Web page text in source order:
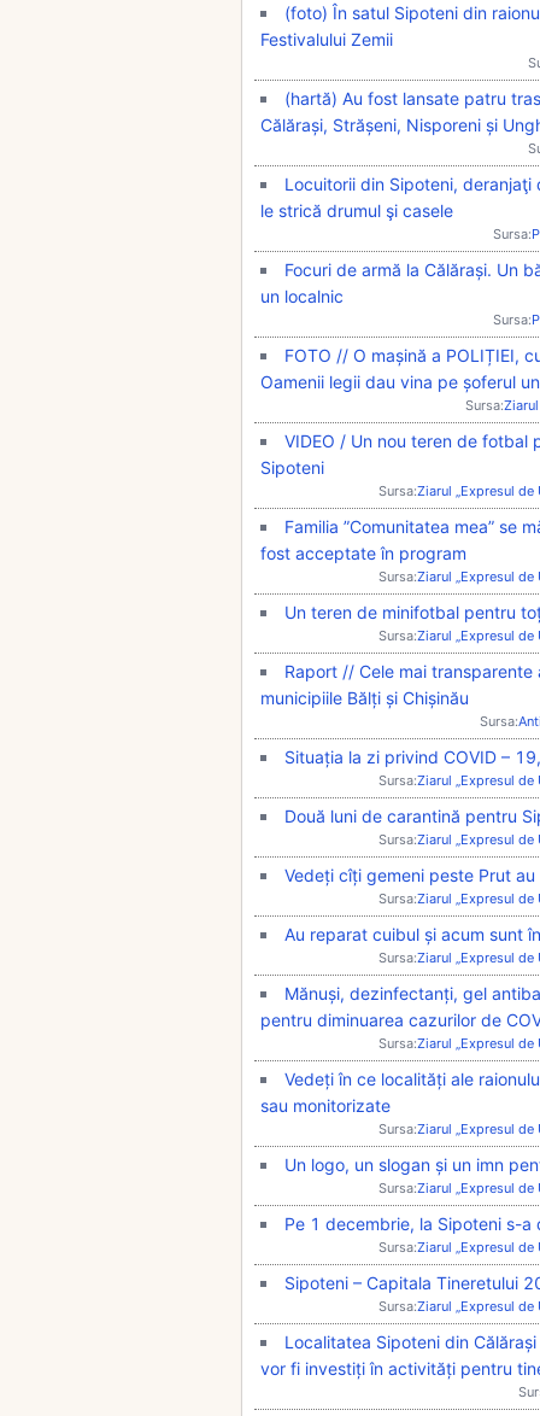
(foto) În satul Sipoteni din
Festivalului Zemii
(hartă) Au fost lansate patru
Călărași, Strășeni, Nisporeni și
Locuitorii din Sipoteni,
le strică drumul şi casele
Sursa:
Focuri de armă la Călărași. Un
un localnic
Sursa:
FOTO // O mașină a POLIȚIEI,
Oamenii legii dau vina pe șoferul
Sursa:
VIDEO / Un nou teren de fotbal
Sipoteni
Sursa:Ziarul „Expresul de
Familia ”Comunitatea mea” se
fost acceptate în program
Sursa:Ziarul „Expresul de
Un teren de minifotbal pentru
Sursa:Ziarul „Expresul de
Raport // Cele mai
municipiile Bălți și Chișinău
Sursa:
Situația la zi privind COVID –
Sursa:Ziarul „Expresul de
Două luni de carantină pentru
Sursa:Ziarul „Expresul de
Vedeți cîți gemeni peste Prut
Sursa:Ziarul „Expresul de
Au reparat cuibul și acum sunt
Sursa:Ziarul „Expresul de
Mănuși, dezinfectanți, gel
pentru diminuarea cazurilor de
Sursa:Ziarul „Expresul de
Vedeți în ce localități ale
sau monitorizate
Sursa:Ziarul „Expresul de
Un logo, un slogan și un imn
Sursa:Ziarul „Expresul de
Pe 1 decembrie, la Sipoteni s-
Sursa:Ziarul „Expresul de
Sipoteni – Capitala Tineretului
Sursa:Ziarul „Expresul de
Localitatea Sipoteni din
vor fi investiți în activități pentru